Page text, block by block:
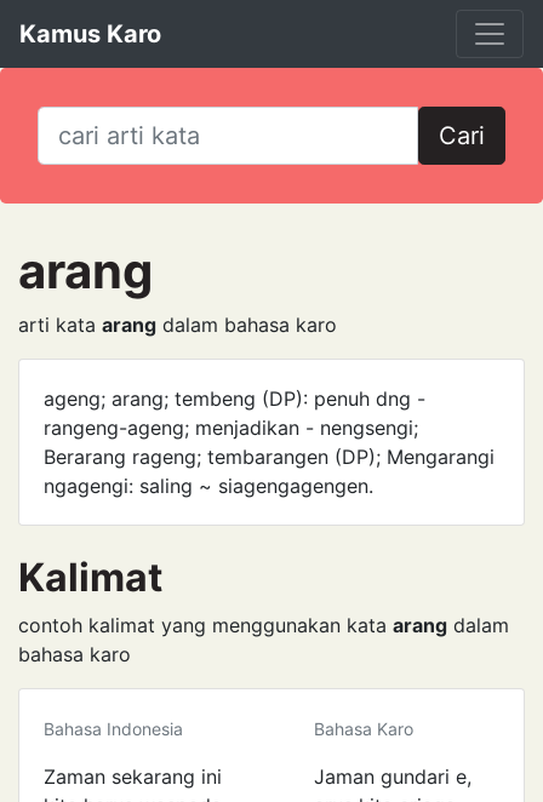
Kamus Karo
Cari
arang
arti kata arang dalam bahasa karo
ageng; arang; tembeng (DP): penuh dng -
rangeng-ageng; menjadikan - nengsengi;
Berarang rageng; tembarangen (DP); Mengarangi
ngagengi: saling ~ siagengagengen.
Kalimat
contoh kalimat yang menggunakan kata arang dalam
bahasa karo
Bahasa Indonesia
Zaman sekarang ini
Bahasa Karo
Jaman gundari e,